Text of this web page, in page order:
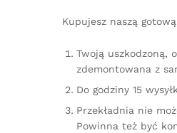
Kupujesz naszą
Twoją uszkodzoną,
zdemontowana z
Do godziny 15
Przekładnia nie
Powinna też być